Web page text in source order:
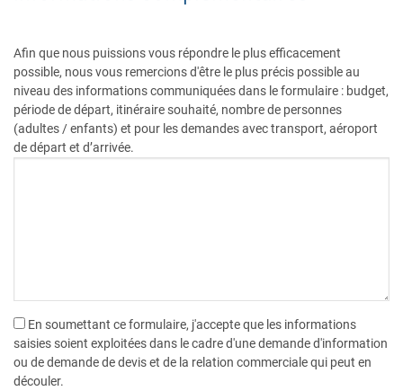
Afin que nous puissions vous répondre le plus efficacement
possible, nous vous remercions d'être le plus précis possible au
niveau des informations communiquées dans le formulaire : budget,
période de départ, itinéraire souhaité, nombre de personnes
(adultes / enfants) et pour les demandes avec transport, aéroport
de départ et d’arrivée.
En soumettant ce formulaire, j'accepte que les informations
saisies soient exploitées dans le cadre d'une demande d'information
ou de demande de devis et de la relation commerciale qui peut en
découler.